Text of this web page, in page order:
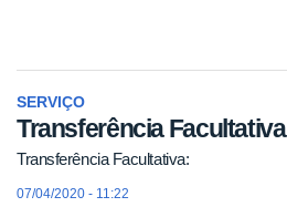
SERVIÇO
Transferência Facultativa
Transferência Facultativa:
07/04/2020 - 11:22